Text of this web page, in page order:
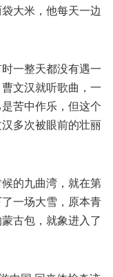
大米，他每天一边
一整天都没有遇一
文汉就听歌曲，一
苦中作乐，但这个
多次被眼前的壮丽
的九曲湾，就在第
一场大雪，原本青
古包，就象进入了